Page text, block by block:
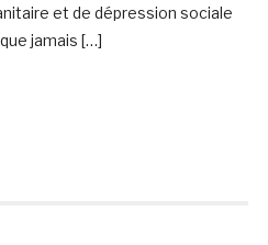
et de dépression sociale
jamais […]